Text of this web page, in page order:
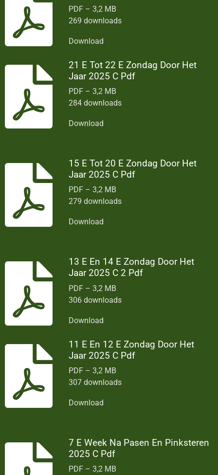
PDF – 3,2 MB
269 downloads
Download
21 E Tot 22 E Zondag Door Het
Jaar 2025 C Pdf
PDF – 3,2 MB
284 downloads
Download
15 E Tot 20 E Zondag Door Het
Jaar 2025 C Pdf
PDF – 3,2 MB
279 downloads
Download
13 E En 14 E Zondag Door Het
Jaar 2025 C 2 Pdf
PDF – 3,2 MB
306 downloads
Download
11 E En 12 E Zondag Door Het
Jaar 2025 C Pdf
PDF – 3,2 MB
307 downloads
Download
7 E Week Na Pasen En Pinksteren
2025 C Pdf
PDF – 3,2 MB